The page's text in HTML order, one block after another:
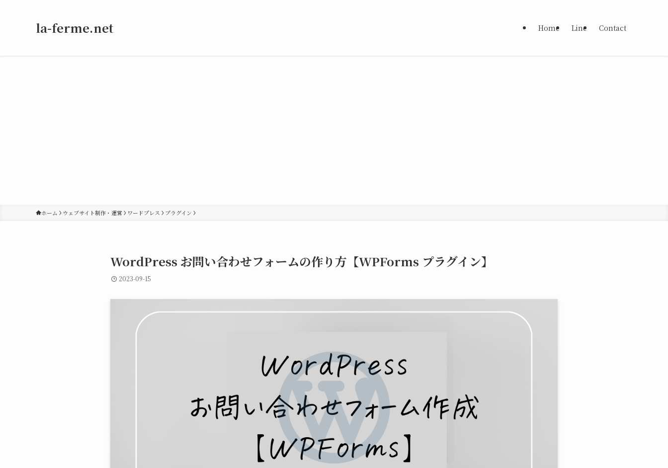
la-ferme.net Home Line Contact
ホーム ウェブサイト制作・運営 ワードプレス プラグイン
WordPress お問い合わせフォームの作り方【WPForms プラグイン】
2023-09-15